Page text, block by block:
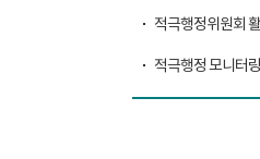
적극행정위원회
적극행정 모니터